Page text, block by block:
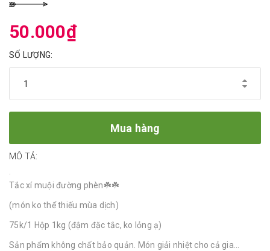
50.000₫
SỐ LƯỢNG:
Mua hàng
MÔ TẢ:
.
Tắc xí muội đường phèn☘️☘️
(món ko thể thiếu mùa dịch)
75k/1 Hộp 1kg (đậm đặc tắc, ko lỏng ạ)
Sản phẩm không chất bảo quản. Món giải nhiệt cho cả gia...